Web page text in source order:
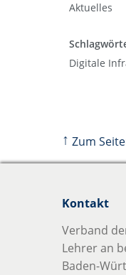
Aktuelles
Digitale
↑ Zum
Kontakt
Verband
Lehrer an
Baden-